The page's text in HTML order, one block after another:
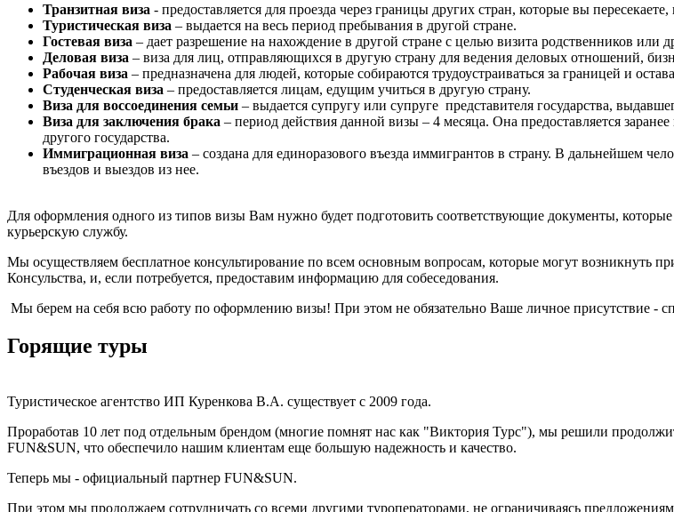
Транзитная виза - предоставляется для проезда через границы других стран, которые вы
Туристическая виза – выдается на весь период пребывания в другой стране.
Гостевая виза – дает разрешение на нахождение в другой стране с целью визита родственников или
Деловая виза – виза для лиц, отправляющихся в другую страну для ведения деловых отношений,
Рабочая виза – предназначена для людей, которые собираются трудоустраиваться за границей и
Студенческая виза – предоставляется лицам, едущим учиться в другую страну.
Виза для воссоединения семьи – выдается супругу или супруге представителя государства,
Виза для заключения брака – период действия данной визы – 4 месяца. Она предоставляется
другого государства.
Иммиграционная виза – создана для единоразового въезда иммигрантов в страну. В дальнейшем
въездов и выездов из нее.
Для оформления одного из типов визы Вам нужно будет подготовить соответствующие документы,
курьерскую службу.
Мы осуществляем бесплатное консультирование по всем основным вопросам, которые могут возникнуть
Консульства, и, если потребуется, предоставим информацию для собеседования.
Мы берем на себя всю работу по оформлению визы! При этом не обязательно Ваше личное присутствие -
Горящие туры
Туристическое агентство ИП Куренкова В.А. существует с 2009 года.
Проработав 10 лет под отдельным брендом (многие помнят нас как "Виктория Турс"), мы решили
FUN&SUN, что обеспечило нашим клиентам еще большую надежность и качество.
Теперь мы - официальный партнер FUN&SUN.
При этом мы продолжаем сотрудничать со всеми другими туроператорами, не ограничиваясь